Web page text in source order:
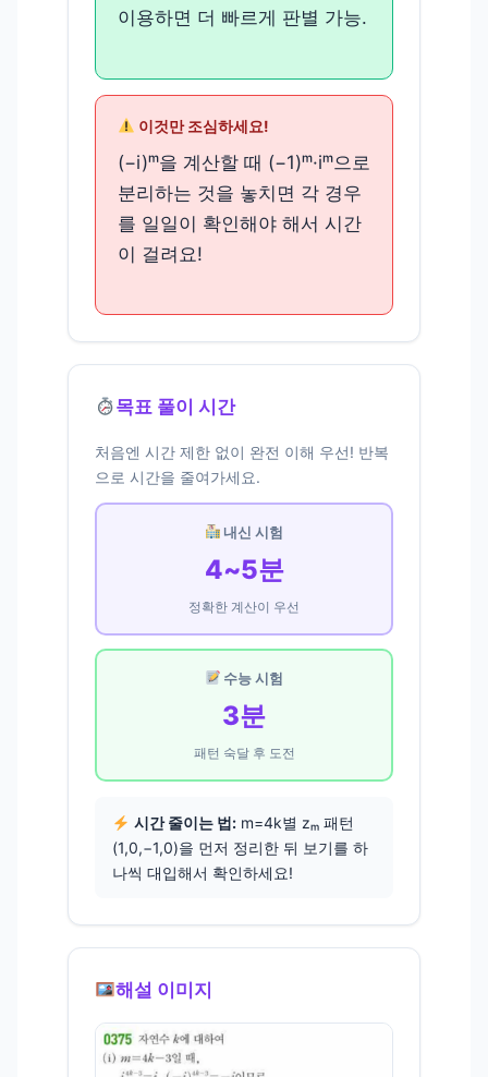
이용하면 더 빠르게 판별 가능.
이것만 조심하세요!
(−i)ᵐ을 계산할 때 (−1)ᵐ·iᵐ으로
분리하는 것을 놓치면 각 경우
를 일일이 확인해야 해서 시간
이 걸려요!
목표 풀이 시간
처음엔 시간 제한 없이 완전 이해 우선! 반복
으로 시간을 줄여가세요.
내신 시험
4~5분
정확한 계산이 우선
수능 시험
3분
패턴 숙달 후 도전
시간 줄이는 법:m=4k별 zₘ 패턴
(1,0,−1,0)을 먼저 정리한 뒤 보기를 하
나씩 대입해서 확인하세요!
해설 이미지